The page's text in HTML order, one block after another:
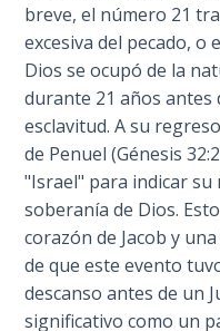
The Gospel
of John:
Manifesting
God’s Glory
- Book 5
Paul’s
Epistle
To the
Saints
in
Rome
breve, el número 21
excesiva del pecado, o
Dios se ocupó de la
durante 21 años antes
esclavitud. A su
de Penuel (Génesis
"Israel" para indicar su
soberanía de Dios.
corazón de Jacob y
de que este evento
descanso antes de un
significativo como un